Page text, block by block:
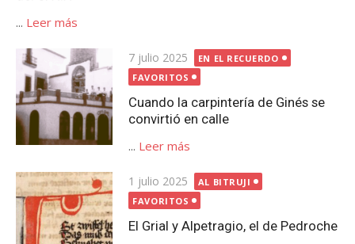
... Leer más
Publicada
el
7 julio 2025
EN EL RECUERDO
FAVORITOS
Cuando la carpintería de Ginés se
convirtió en calle
... Leer más
Publicada
el
1 julio 2025
AL BITRUJI
FAVORITOS
El Grial y Alpetragio, el de Pedroche